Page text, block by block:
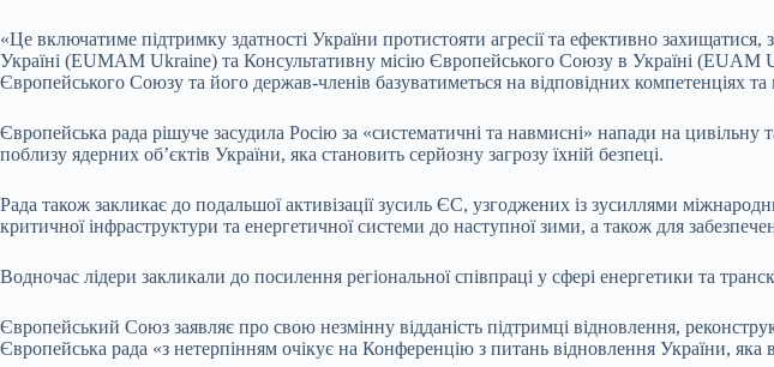
«Це включатиме підтримку здатності України протистояти агресії та ефективно
Україні (EUMAM Ukraine) та Консультативну місію Європейського Союзу в Україні
Європейського Союзу та його держав-членів базуватиметься на відповідних компетенціях
Європейська рада рішуче засудила Росію за «систематичні та навмисні» напади на
поблизу ядерних об’єктів України, яка становить серйозну загрозу їхній безпеці.
Рада також закликає до подальшої активізації зусиль ЄС, узгоджених із зусиллями
критичної інфраструктури та енергетичної системи до наступної зими, а також для
Водночас лідери закликали до посилення регіональної співпраці у сфері енергетики та
Європейський Союз заявляє про свою незмінну відданість підтримці відновлення,
Європейська рада «з нетерпінням очікує на Конференцію з питань відновлення України, яка